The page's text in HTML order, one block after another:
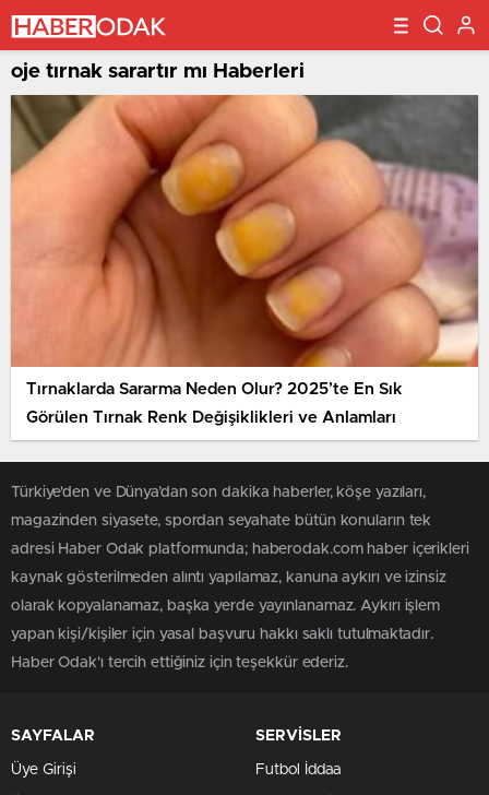
oje tırnak sarartır mı Haberleri
Tırnaklarda Sararma Neden Olur? 2025’te En Sık
Görülen Tırnak Renk Değişiklikleri ve Anlamları
Türkiye'den ve Dünya’dan son dakika haberler, köşe yazıları,
magazinden siyasete, spordan seyahate bütün konuların tek
adresi Haber Odak platformunda; haberodak.com haber içerikleri
kaynak gösterilmeden alıntı yapılamaz, kanuna aykırı ve izinsiz
olarak kopyalanamaz, başka yerde yayınlanamaz. Aykırı işlem
yapan kişi/kişiler için yasal başvuru hakkı saklı tutulmaktadır.
Haber Odak'ı tercih ettiğiniz için teşekkür ederiz.
SAYFALAR
Üye Girişi
SERVİSLER
Futbol İddaa